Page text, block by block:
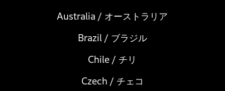
Australia / オーストラリア
Brazil / ブラジル
Chile / チリ
Czech / チェコ